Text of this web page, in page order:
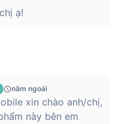
Xiaomi Watch
Hoàng Hà Mobile
tần kép tích hợp sẵn hỗ
chính: GPS, BeiDou,
với các thuật toán tối ưu
hơn, chính xác hơn,
chuyên nghiệp.
ạ!
năm ngoái
xin chào anh/chị,
này bên em